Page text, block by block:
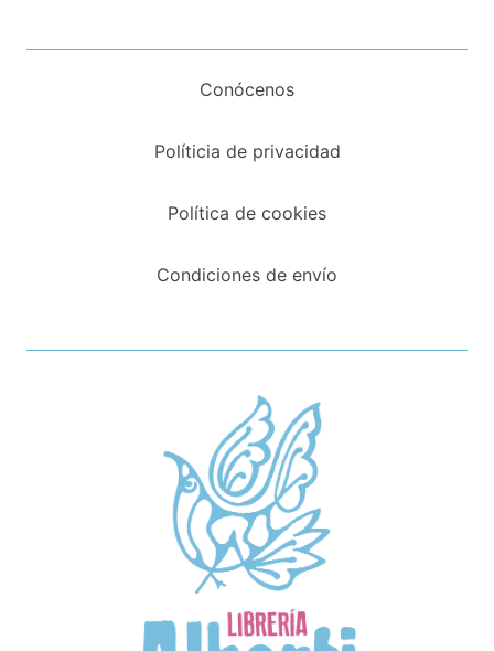
Conócenos
Políticia de privacidad
Política de cookies
Condiciones de envío